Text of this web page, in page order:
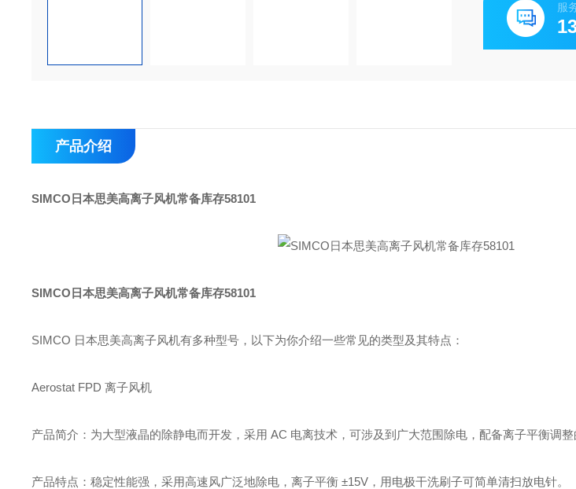
服
产品介绍
SIMCO日本思美高离子风机常备库存58101
SIMCO日本思美高离子风机常备库存58101
SIMCO 日本思美高离子风机有多种型号，以下为你介绍一些常见的类型及其特点：
Aerostat FPD 离子风机
产品简介：为大型液晶的除静电而开发，采用 AC 电离技术，可涉及到广大范围除电，配备离子平衡调整
产品特点：稳定性能强，采用高速风广泛地除电，离子平衡 ±15V，用电极干洗刷子可简单清扫放电针。